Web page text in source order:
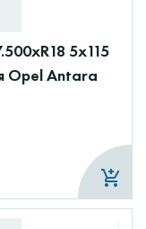
5x115
Opel Antara